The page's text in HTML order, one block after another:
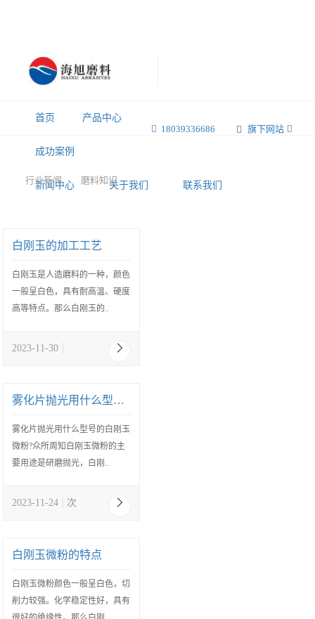
旗下网站
18039336686
首页 产品中心
成功案例
新闻中心 关于我们 联系我们
行业新闻 磨料知识
白刚玉的加工工艺
白刚玉是人造磨料的一种，颜色
一般呈白色，具有耐高温、硬度
高等特点。那么白刚玉的..
2023-11-30
雾化片抛光用什么型号的白刚玉微粉
雾化片抛光用什么型号的白刚玉
微粉?众所周知白刚玉微粉的主
要用途是研磨抛光，白刚..
2023-11-24 次
白刚玉微粉的特点
白刚玉微粉颜色一般呈白色，切
削力较强。化学稳定性好，具有